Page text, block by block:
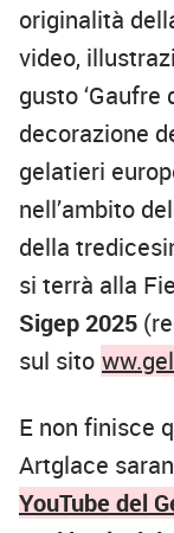
originalità
video,
gusto ‘Gaufre
decorazione
gelatieri
nell’ambito
della
si terrà alla
Sigep 2025
sul sito
E non finisce
Artglace
YouTube del